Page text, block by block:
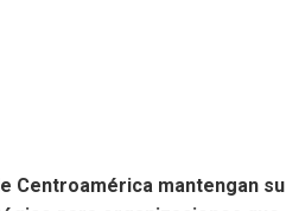
Centroamérica mantengan su